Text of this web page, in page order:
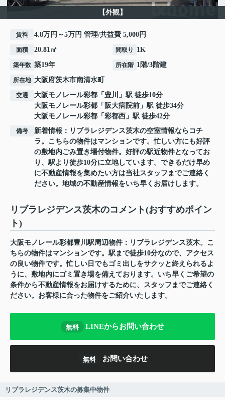
【外観】
賃料 4.8万円～5万円 管理/共益費 5,000円
面積 20.81㎡ 間取り 1K
築年数 築19年 所在階 1階/3階建
所在地 大阪府茨木市南清水町
交通 大阪モノレール彩都 「 豊川
」駅 徒歩10分
大阪モノレール彩都 「 阪大病院前 」駅 徒歩34分
大阪モノレール彩都 「 彩都西 」駅 徒歩42分
備考
新着情報：リブラレジデンス茨木の空室情報ならコチ
ラ。こちらの物件はマンションです。忙しい方にも好評
の敷地内ごみ置き場付物件。好評の駅近物件となってお
り、駅より徒歩10分に立地しています。できるだけ早め
に不動産情報を集めたい方は当社スタッフまでご連絡く
ださい。地域の不動産情報をいち早くお届けします。
リブラレジデンス茨木のコメント(おすすめポイン
ト)
大阪モノレール彩都豊川駅周辺物件：リブラレジデンス茨木。こ
ちらの物件はマンションです。駅まで徒歩10分なので、アクセス
の良い物件です。忙しい日でもゴミ出しをサクッと終えられるよ
うに、敷地内にゴミ置き場を備えております。いち早くご希望の
条件から不動産情報をお届けするために、スタッフまでご連絡く
ださい。お客様に合った物件をご紹介いたします。
無料 LINEからお問い合わせ
無料 お問い合わせ
リブラレジデンス茨木の募集中物件